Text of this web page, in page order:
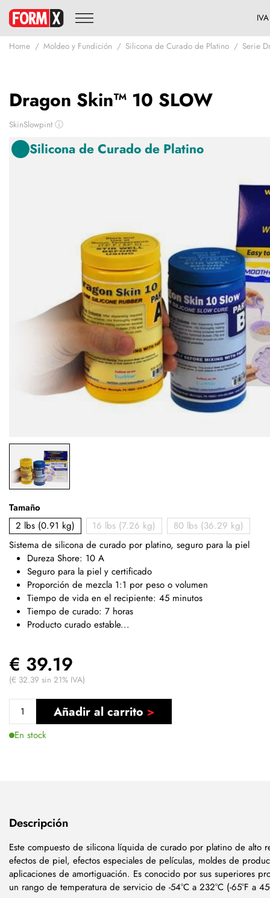
Home Moldeo y Fundición Silicona de Curado de Platino Serie
Dragon Skin™ 10 SLOW
SkinSlowpint ⓘ
Silicona de Curado de Platino
Tamaño
2 lbs (0.91 kg)
16 lbs (7.26 kg)
80 lbs (36.29 kg)
Sistema de silicona de curado por platino, seguro para la piel
Dureza Shore: 10 A
Seguro para la piel y certificado
Proporción de mezcla 1:1 por peso o volumen
Tiempo de vida en el recipiente: 45 minutos
Tiempo de curado: 7 horas
Producto curado estable...
€ 39.19
(€ 32.39 sin 21% IVA)
Añadir al carrito
En stock
Descripción
Este compuesto de silicona líquida de curado por platino de alto
efectos de piel, efectos especiales de películas, moldes de
aplicaciones de amortiguación. Es conocido por sus superiores
un rango de temperatura de servicio de -54°C a 232°C (-65°F a